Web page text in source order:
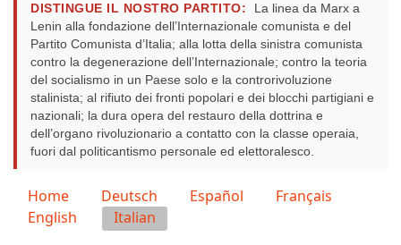
DISTINGUE IL NOSTRO PARTITO:
La linea da Marx a
Lenin alla fondazione dell’Internazionale comunista e del
Partito Comunista d’Italia; alla lotta della sinistra comunista
contro la degenerazione dell’Internazionale; contro la teoria
del socialismo in un Paese solo e la controrivoluzione
stalinista; al rifiuto dei fronti popolari e dei blocchi partigiani e
nazionali; la dura opera del restauro della dottrina e
dell’organo rivoluzionario a contatto con la classe operaia,
fuori dal politicantismo personale ed elettoralesco.
Seleziona la tua lingua
Home Deutsch Español
Français
English
Italian